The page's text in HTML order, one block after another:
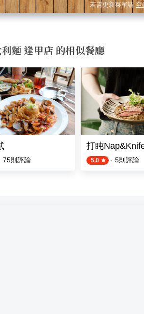
若需更新菜單請 至
麵 逢甲店 的相似餐廳
75則評論
打盹
5.0 · 5則評論